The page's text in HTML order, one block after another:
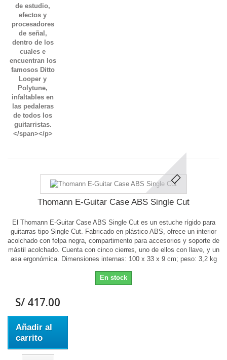
Thomann E-Guitar Case ABS Single Cut
El Thomann E-Guitar Case ABS Single Cut es un estuche rígido para
guitarras tipo Single Cut. Fabricado en plástico ABS, ofrece un interior
acolchado con felpa negra, compartimento para accesorios y soporte de
mástil acolchado. Cuenta con cinco cierres, uno de ellos con llave, y un
asa ergonómica. Dimensiones internas: 100 x 33 x 9 cm; peso: 3,2 kg
En stock
S/ 417.00
Añadir al
carrito